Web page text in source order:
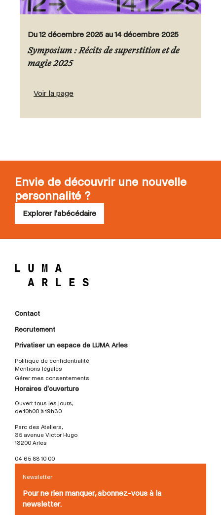
Symposium : Récits de superstition et de
magie 2025
Du 12 décembre 2025 au 14 décembre 2025
Voir la page
Envie de découvrir une nouvelle
personnalité ?
Explorer l'abécédaire
Contact
Recrutement
Privatiser un espace de LUMA Arles
Politique de confidentialité
Mentions légales
Gérer mes consentements
Horaires d'ouverture
Ouvert tous les jours,
de 10h00 à 19h30
Parc des Ateliers,
35 avenue Victor Hugo
13200 Arles
04 65 88 10 00
Newsletter
Pour ne rien manquer, abonnez-vous à la
newsletter.